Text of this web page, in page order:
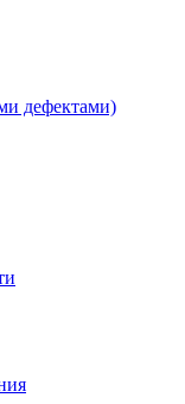
дефектами)